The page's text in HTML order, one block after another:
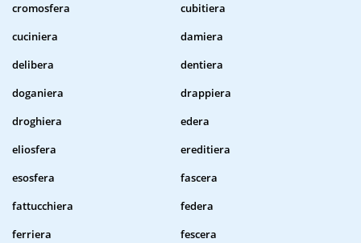
cromosfera
cubitiera
cuciniera
damiera
delibera
dentiera
doganiera
drappiera
droghiera
edera
eliosfera
ereditiera
esosfera
fascera
fattucchiera
federa
ferriera
fescera